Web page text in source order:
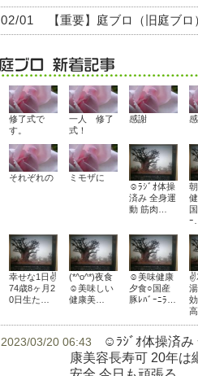
02/01 【重要】庭ブロ（旧庭ブ
修了式で
す。
一人 修了
式！
感謝
それぞれの
ミモザに
☺ﾗｼﾞｵ体操
済み 全身運
動 筋肉…
ｰ
幸せな1日✌
74歳8ヶ月2
0日生た…
(*^o^*)夜食
☺美味しい
健康美…
☺美味健康
夕食○国産
豚ﾚﾊﾞｰﾆﾗ…
✌
2023/03/20 06:43
☺ﾗｼﾞｵ体操済み
康美容長寿可 20年は